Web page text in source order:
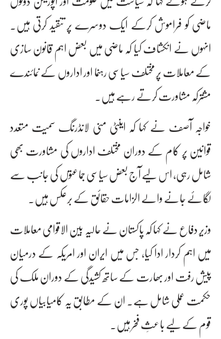
ماضی کو فراموش کرکے ایک دوسرے پر تنقید کرتی ہیں۔
انہوں نے انکشاف کیا کہ ماضی میں بعض اہم قانون سازی
کے معاملات پر مختلف سیاسی رہنما اور اداروں کے نمائندے
مشترکہ مشاورت کرتے رہے ہیں۔
خواجہ آصف نے کہا کہ اینٹی منی لانڈرنگ سمیت متعدد
قوانین پر کام کے دوران مختلف اداروں کی مشاورت بھی
شامل رہی، اس لیے آج بعض سیاسی جماعتوں کی جانب سے
لگائے جانے والے الزامات حقائق کے برعکس ہیں۔
وزیر دفاع نے کہا کہ پاکستان نے حالیہ بین الاقوامی معاملات
میں اہم کردار ادا کیا، جس میں ایران اور امریکہ کے درمیان
پیش رفت اور بھارت کے ساتھ کشیدگی کے دوران ملک کی
حکمت عملی شامل ہے۔ ان کے مطابق یہ کامیابیاں پوری
قوم کے لیے باعثِ فخر ہیں۔